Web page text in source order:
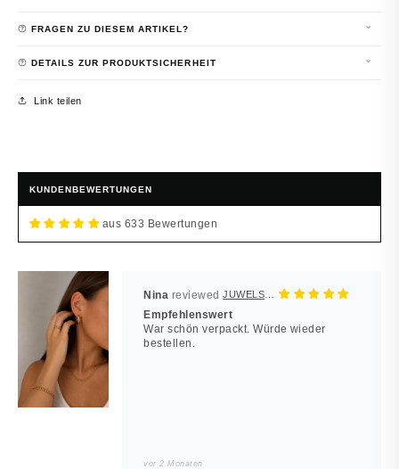
FRAGEN ZU DIESEM ARTIKEL?
DETAILS ZUR PRODUKTSICHERHEIT
Link teilen
KUNDENBEWERTUNGEN
aus 633 Bewertungen
Nina
Empfehlenswert
War schön verpackt. Würde wieder
bestellen.
vor 2 Monaten